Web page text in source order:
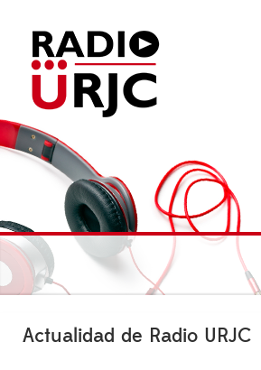
Actualidad de Radio URJC